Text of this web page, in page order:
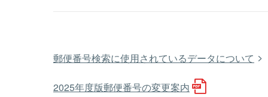
郵便番号検索に使用されているデータについて
2025年度版郵便番号の変更案内